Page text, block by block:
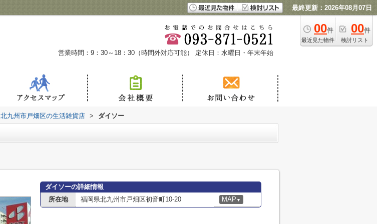
最終更新：2026年08月07日
00件
最近見た物件
00件
検討リスト
営業時間：9：30～18：30（時間外対応可能） 定休日：水曜日・年末年始
北九州市戸畑区の生活雑貨店 > ダイソー
ダイソーの詳細情報
所在地
福岡県北九州市戸畑区初音町10-20 MAP ▼